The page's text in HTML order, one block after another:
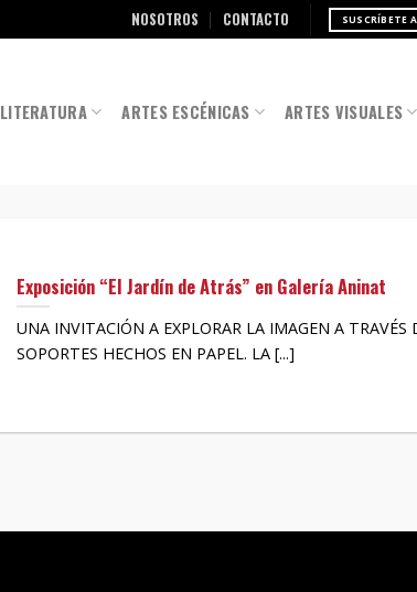
NOSOTROS CONTACTO SUSCRÍBETE
LITERATURA ARTES ESCÉNICAS ARTES VISUALES
Exposición “El Jardín de Atrás” en Galería Aninat
UNA INVITACIÓN A EXPLORAR LA IMAGEN A TRAVÉS
SOPORTES HECHOS EN PAPEL. LA [...]